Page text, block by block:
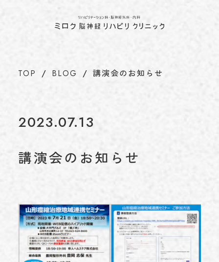
理念
施設基準情報などの掲示について
診療について
脳神経外科
脳ドック・健康診断 BRAIN DOCK
お知らせ
学術実績 ACHIEVEMENTS
TOP BLOG 講演会のお知らせ
2023.07.13
講演会のお知らせ